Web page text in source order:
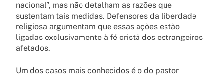
nacional”, mas não detalham as razões que
sustentam tais medidas. Defensores da liberdade
religiosa argumentam que essas ações estão
ligadas exclusivamente à fé cristã dos estrangeiros
afetados.
Um dos casos mais conhecidos é o do pastor